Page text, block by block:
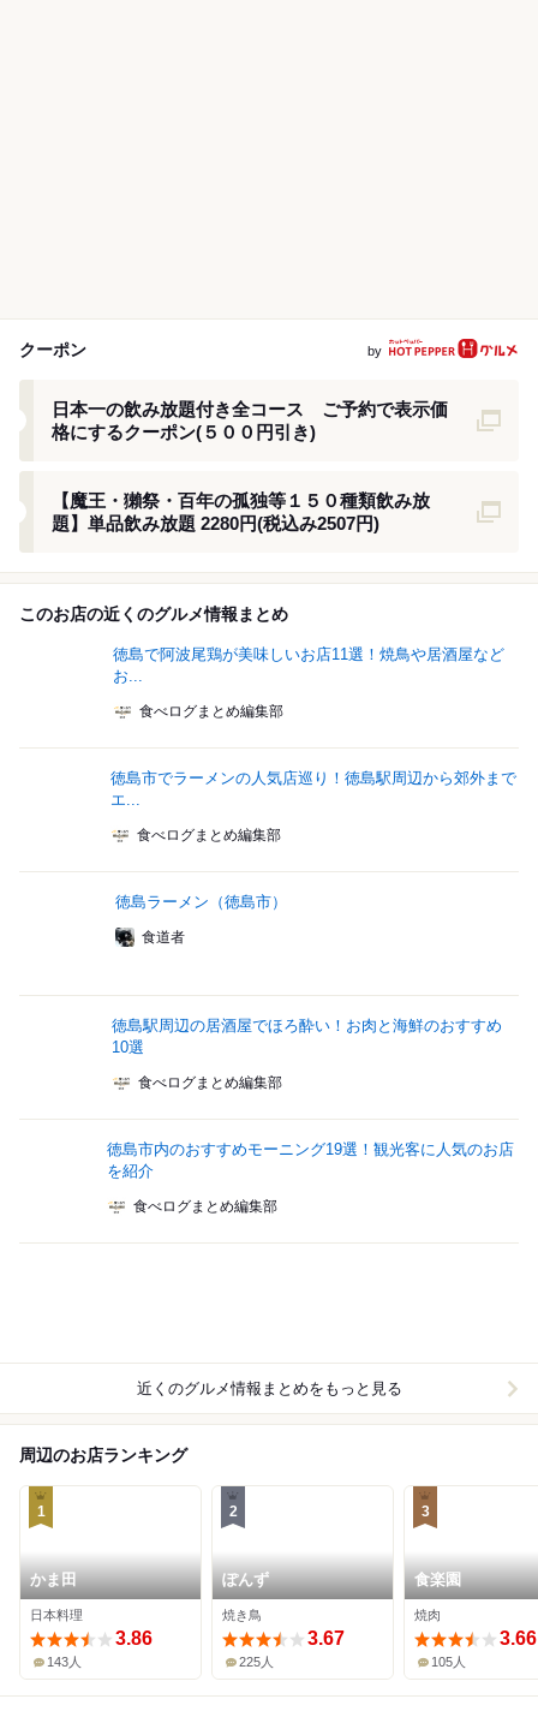
クーポン by
日本一の飲み放題付き全コース ご予約で表示価
格にするクーポン(５００円引き)
【魔王・獺祭・百年の孤独等１５０種類飲み放
題】単品飲み放題 2280円(税込み2507円)
このお店の近くのグルメ情報まとめ
徳島で阿波尾鶏が美味しいお店11選！焼鳥や居酒屋など
お...
食べログまとめ編集部
徳島市でラーメンの人気店巡り！徳島駅周辺から郊外まで
エ...
食べログまとめ編集部
徳島ラーメン（徳島市）
食道者
徳島駅周辺の居酒屋でほろ酔い！お肉と海鮮のおすすめ
10選
食べログまとめ編集部
徳島市内のおすすめモーニング19選！観光客に人気のお店
を紹介
食べログまとめ編集部
近くのグルメ情報まとめをもっと見る
周辺のお店ランキング
1
かま田
日本料理
3.86
143人
2
ぽんず
焼き鳥
3.67
225人
3
食楽園
焼肉
3.66
105人